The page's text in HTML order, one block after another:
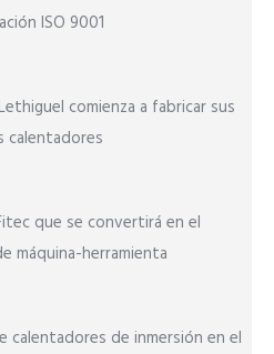
ISO 9001
comienza a fabricar sus
calentadores
que se convertirá en el
máquina-herramienta
calentadores de inmersión en el